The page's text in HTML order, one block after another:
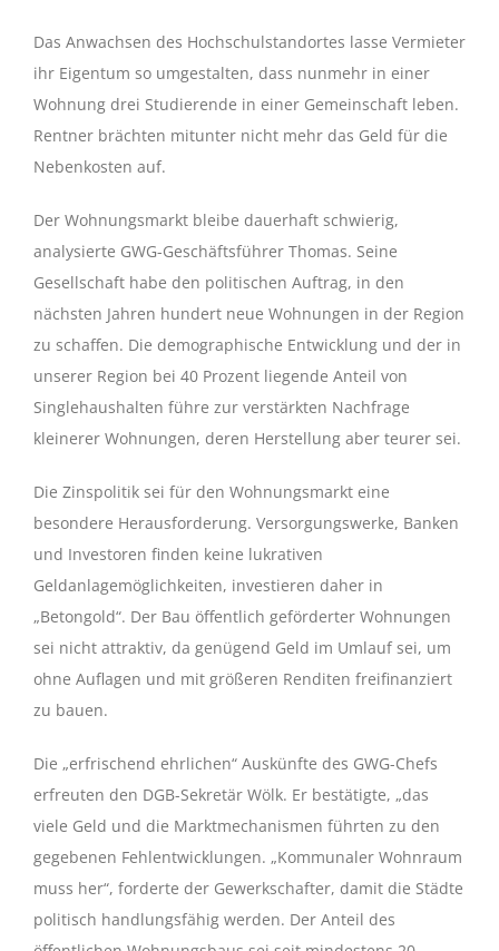
Das Anwachsen des Hochschulstandortes lasse Vermieter
ihr Eigentum so umgestalten, dass nunmehr in einer
Wohnung drei Studierende in einer Gemeinschaft leben.
Rentner brächten mitunter nicht mehr das Geld für die
Nebenkosten auf.
Der Wohnungsmarkt bleibe dauerhaft schwierig,
analysierte GWG-Geschäftsführer Thomas. Seine
Gesellschaft habe den politischen Auftrag, in den
nächsten Jahren hundert neue Wohnungen in der Region
zu schaffen. Die demographische Entwicklung und der in
unserer Region bei 40 Prozent liegende Anteil von
Singlehaushalten führe zur verstärkten Nachfrage
kleinerer Wohnungen, deren Herstellung aber teurer sei.
Die Zinspolitik sei für den Wohnungsmarkt eine
besondere Herausforderung. Versorgungswerke, Banken
und Investoren finden keine lukrativen
Geldanlagemöglichkeiten, investieren daher in
„Betongold“. Der Bau öffentlich geförderter Wohnungen
sei nicht attraktiv, da genügend Geld im Umlauf sei, um
ohne Auflagen und mit größeren Renditen freifinanziert
zu bauen.
Die „erfrischend ehrlichen“ Auskünfte des GWG-Chefs
erfreuten den DGB-Sekretär Wölk. Er bestätigte, „das
viele Geld und die Marktmechanismen führten zu den
gegebenen Fehlentwicklungen. „Kommunaler Wohnraum
muss her“, forderte der Gewerkschafter, damit die Städte
politisch handlungsfähig werden. Der Anteil des